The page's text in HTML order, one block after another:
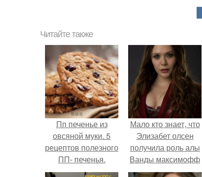
Читайте также
Пп печенье из
овсяной муки. 5
рецептов полезного
ПП- печенья.
Мало кто знает, что
Элизабет олсен
получила роль алы
Ванды максимофф
не сразу.